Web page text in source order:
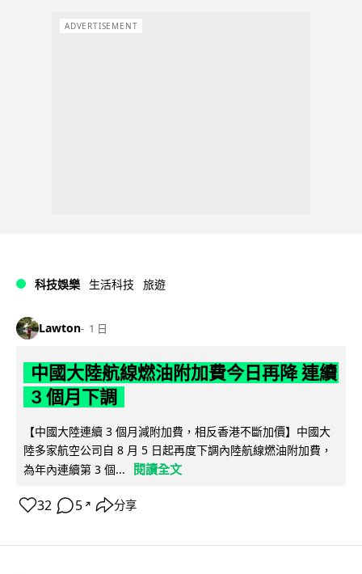
ADVERTISEMENT
科技娛樂 生活科技 旅遊
Lawton 1 日
中國大陸航線燃油附加費今日再降 連續
3 個月下調
【中國大陸連續 3 個月減附加費，相反香港不斷加價】中國大
陸多家航空公司自 8 月 5 日起再度下調內陸航線燃油附加費，
為年內連續第 3 個...
閱讀全文
32 5 ↗ 分享